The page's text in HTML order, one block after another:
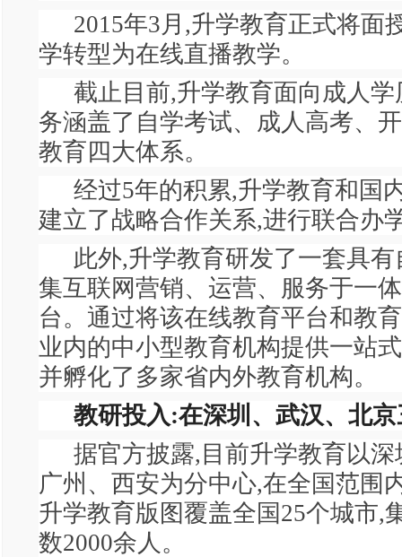
2015年3月,升学教育正式将面
学转型为在线直播教学。
截止目前,升学教育面向成人
务涵盖了自学考试、成人高考、
教育四大体系。
经过5年的积累,升学教育和国
建立了战略合作关系,进行联合办
此外,升学教育研发了一套具
集互联网营销、运营、服务于一
台。通过将该在线教育平台和教
业内的中小型教育机构提供一站
并孵化了多家省内外教育机构。
教研投入:在深圳、武汉、北
据官方披露,目前升学教育以
广州、西安为分中心,在全国范围
升学教育版图覆盖全国25个城市,
数2000余人。